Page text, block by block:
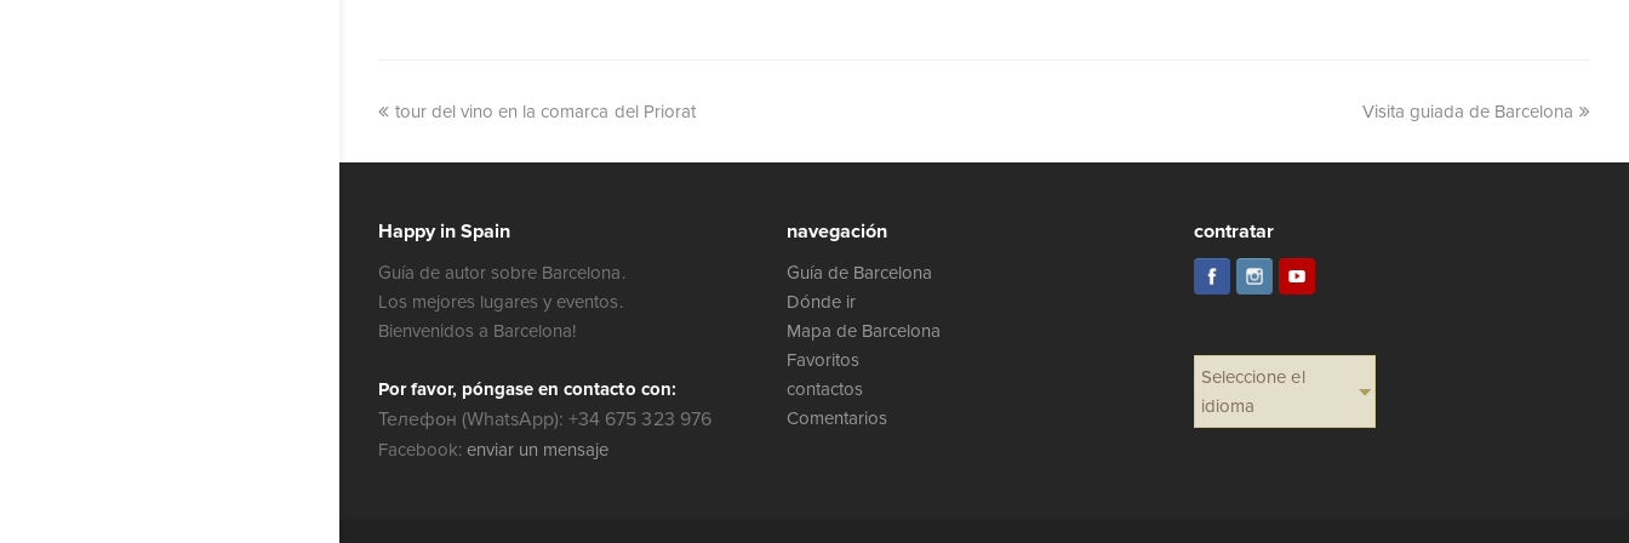
tour del vino en la comarca del Priorat Visita guiada de Barcelona
Happy in Spain
Guía de autor sobre Barcelona.
Los mejores lugares y eventos.
Bienvenidos a Barcelona!
Por favor, póngase en contacto con:
Телефон (WhatsApp): +34 675 323 976
Facebook:enviar un mensaje
navegación
Guía de Barcelona
Dónde ir
Mapa de Barcelona
Favoritos
contactos
Comentarios
contratar
Seleccione el
idioma